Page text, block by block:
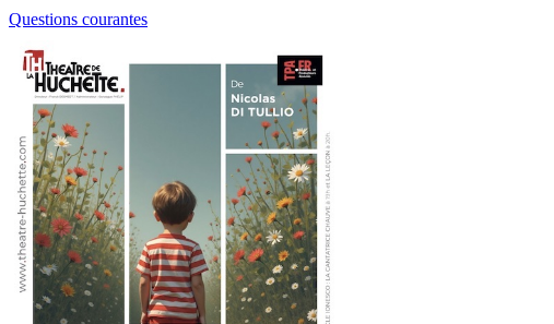
Questions courantes